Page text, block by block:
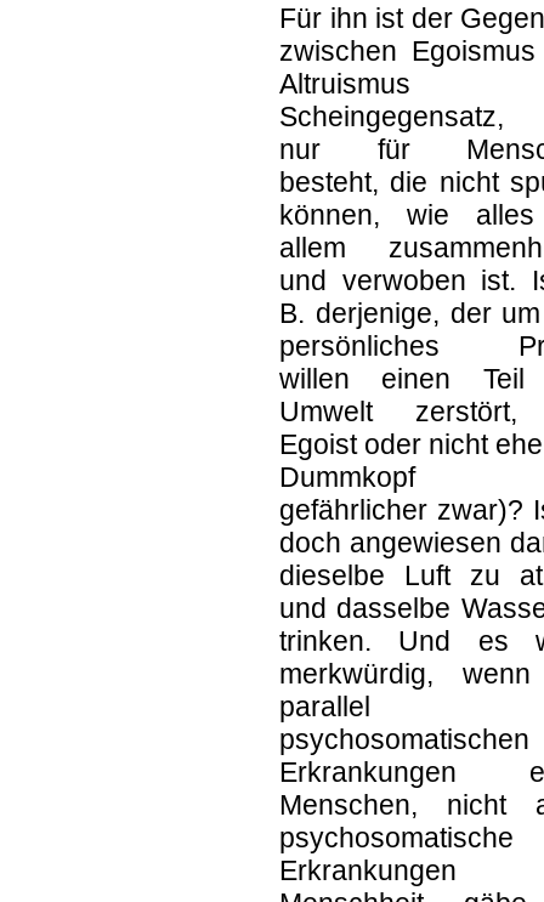
Für ihn ist der
zwischen
Altruismus
nur für
besteht, die nicht
können, wie
allem
und verwoben ist.
B. derjenige, der
persönliches
willen einen Teil
Umwelt
Egoist oder nicht
Dummkopf
gefährlicher zwar)?
doch angewiesen
dieselbe Luft zu
und dasselbe
trinken. Und es
merkwürdig,
parallel
psychosomatischen
Erkrankungen
Menschen, nicht
psychosomatische
Erkrankungen